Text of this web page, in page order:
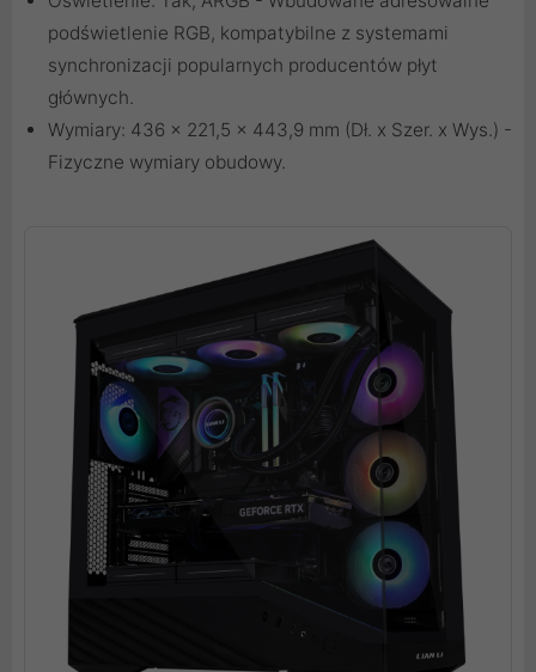
podświetlenie RGB, kompatybilne z systemami
synchronizacji popularnych producentów płyt
głównych.
Wymiary: 436 x 221,5 x 443,9 mm (Dł. x Szer. x Wys.) -
Fizyczne wymiary obudowy.